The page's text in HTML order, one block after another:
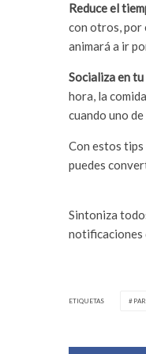
Reduce el
con otros, por
animará a ir
Socializa en tu
hora, la
cuando uno
Con estos tips
puedes
Sintoniza
notificaciones
ETIQUETAS